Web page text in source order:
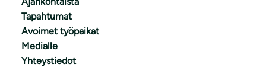
Tapahtumat
Avoimet työpaikat
Medialle
Yhteystiedot